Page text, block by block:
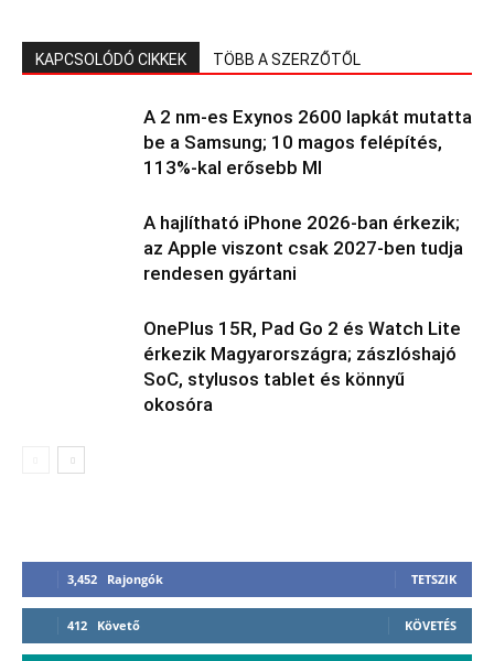
KAPCSOLÓDÓ CIKKEK TÖBB A SZERZŐTŐL
A 2 nm-es Exynos 2600 lapkát mutatta
be a Samsung; 10 magos felépítés,
113%-kal erősebb MI
A hajlítható iPhone 2026-ban érkezik;
az Apple viszont csak 2027-ben tudja
rendesen gyártani
OnePlus 15R, Pad Go 2 és Watch Lite
érkezik Magyarországra; zászlóshajó
SoC, stylusos tablet és könnyű
okosóra
3,452 Rajongók TETSZIK
412 Követő KÖVETÉS